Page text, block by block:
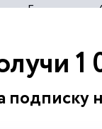
в Египте около
ветеринария
ветеринарии 1
подписку